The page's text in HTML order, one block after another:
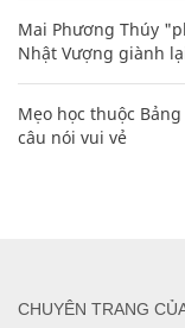
Mai Phương Thúy
Nhật Vượng giành
Mẹo học thuộc
câu nói vui vẻ
CHUYÊN TRANG